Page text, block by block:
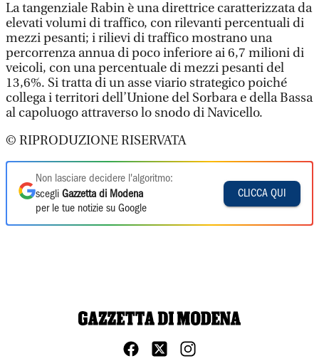
La tangenziale Rabin è una direttrice caratterizzata da
elevati volumi di traffico, con rilevanti percentuali di
mezzi pesanti; i rilievi di traffico mostrano una
percorrenza annua di poco inferiore ai 6,7 milioni di
veicoli, con una percentuale di mezzi pesanti del
13,6%. Si tratta di un asse viario strategico poiché
collega i territori dell’Unione del Sorbara e della Bassa
al capoluogo attraverso lo snodo di Navicello.
© RIPRODUZIONE RISERVATA
Non lasciare decidere l'algoritmo:
scegli Gazzetta di Modena
per le tue notizie su Google
CLICCA QUI